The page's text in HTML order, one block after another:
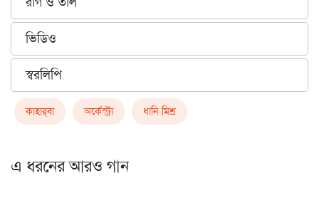
ভিডিও
স্বরলিপি
কাহার্‌বা অর্কেস্ট্রা ধানি মিশ্র
এ ধরনের আরও গান